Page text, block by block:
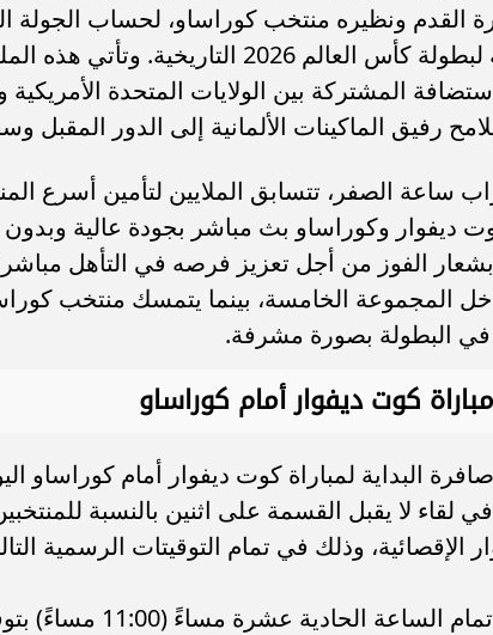
القدم ونظيره منتخب كوراساو، لحساب الجولة
الخامسة لبطولة كأس العالم 2026
المشتركة بين الولايات المتحدة
رفيق الماكينات الألمانية إلى الدور
ساعة الصفر، تتسابق الملايين لتأمين أسرع
ديفوار وكوراساو بث مباشر بجودة عالية
المجموعة الخامسة، بينما يتمسك منتخب
البطولة بصورة مشرفة.
كوت ديفوار أمام كوراساو
لقاء لا يقبل القسمة على اثنين بالنسبة
الإقصائية، وذلك في تمام التوقيتات الرسمية
في تمام الساعة